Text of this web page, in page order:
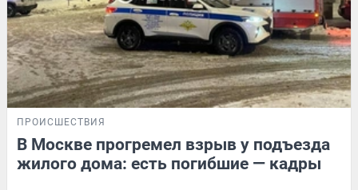
ПРОИСШЕСТВИЯ
В Москве прогремел взрыв у подъезда
жилого дома: есть погибшие — кадры